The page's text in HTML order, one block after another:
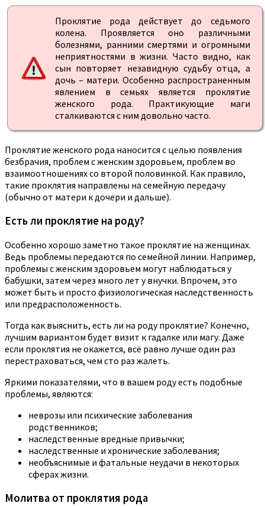
Проклятие рода действует до седьмого
колена. Проявляется оно различными
болезнями, ранними смертями и огромными
неприятностями в жизни. Часто видно, как
сын повторяет незавидную судьбу отца, а
дочь – матери. Особенно распространенным
явлением в семьях является проклятие
женского рода. Практикующие маги
сталкиваются с ним довольно часто.
Проклятие женского рода наносится с целью появления
безбрачия, проблем с женским здоровьем, проблем во
взаимоотношениях со второй половинкой. Как правило,
такие проклятия направлены на семейную передачу
(обычно от матери к дочери и дальше).
Есть ли проклятие на роду?
Особенно хорошо заметно такое проклятие на женщинах.
Ведь проблемы передаются по семейной линии. Например,
проблемы с женским здоровьем могут наблюдаться у
бабушки, затем через много лет у внучки. Впрочем, это
может быть и просто физиологическая наследственность
или предрасположенность.
Тогда как выяснить, есть ли на роду проклятие? Конечно,
лучшим вариантом будет визит к гадалке или магу. Даже
если проклятия не окажется, всё равно лучше один раз
перестраховаться, чем сто раз жалеть.
Яркими показателями, что в вашем роду есть подобные
проблемы, являются:
неврозы или психические заболевания
родственников;
наследственные вредные привычки;
наследственные и хронические заболевания;
необъяснимые и фатальные неудачи в некоторых
сферах жизни.
Молитва от проклятия рода